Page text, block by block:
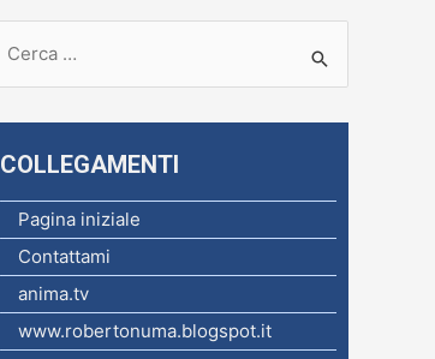
COLLEGAMENTI
Pagina iniziale
Contattami
anima.tv
www.robertonuma.blogspot.it